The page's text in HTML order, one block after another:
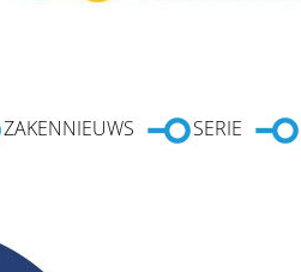
ZAKENNIEUWS SERIE